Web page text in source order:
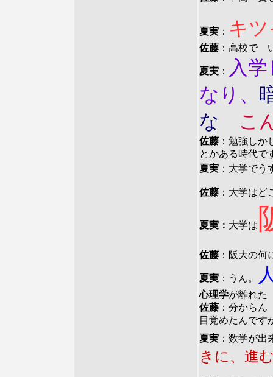
夏実 ： キ
佐藤 ：高校で
夏実 ：
入
なり、
な
こ
佐藤 ：勉強し
とかある時代で
夏実 ：大学でう
佐藤 ：大学は
夏実： 大学は
佐藤 ：阪大の
夏実 ：うん。
心理学が離れた
佐藤 ：分から
目覚めたんです
夏実 ：数学が
きに、進